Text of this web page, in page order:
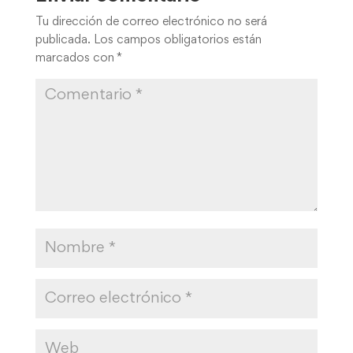
Tu dirección de correo electrónico no será
publicada. Los campos obligatorios están
marcados con *